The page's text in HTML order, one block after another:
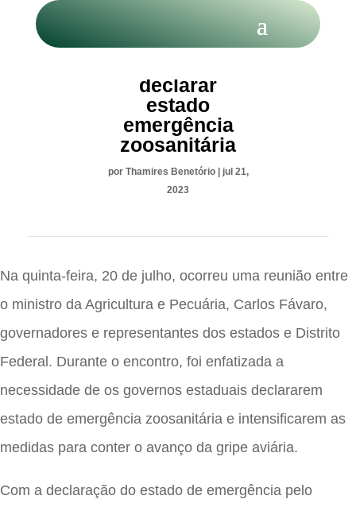
declarar
estado
emergência
zoosanitária
por Thamires Benetório| jul 21,
2023
Na quinta-feira, 20 de julho, ocorreu uma reunião entre
o ministro da Agricultura e Pecuária, Carlos Fávaro,
governadores e representantes dos estados e Distrito
Federal. Durante o encontro, foi enfatizada a
necessidade de os governos estaduais declararem
estado de emergência zoosanitária e intensificarem as
medidas para conter o avanço da gripe aviária.
Com a declaração do estado de emergência pelo